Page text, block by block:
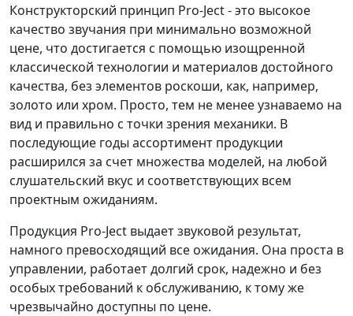
Конструкторский принцип Pro-Ject - это высокое
качество звучания при минимально возможной
цене, что достигается с помощью изощренной
классической технологии и материалов достойного
качества, без элементов роскоши, как, например,
золото или хром. Просто, тем не менее узнаваемо на
вид и правильно с точки зрения механики. В
последующие годы ассортимент продукции
расширился за счет множества моделей, на любой
слушательский вкус и соответствующих всем
проектным ожиданиям.
Продукция Pro-Ject выдает звуковой результат,
намного превосходящий все ожидания. Она проста в
управлении, работает долгий срок, надежно и без
особых требований к обслуживанию, к тому же
чрезвычайно доступны по цене.